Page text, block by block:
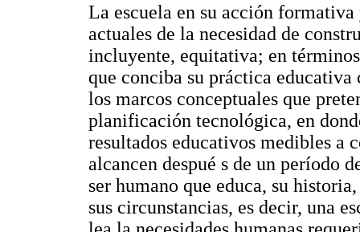
La escuela en su acción
actuales de la necesidad de
incluyente, equitativa; en
que conciba su práctica
los marcos conceptuales que
planificación tecnológica, en
resultados educativos medibles a
alcancen despué s de un período
ser humano que educa, su
sus circunstancias, es decir, una